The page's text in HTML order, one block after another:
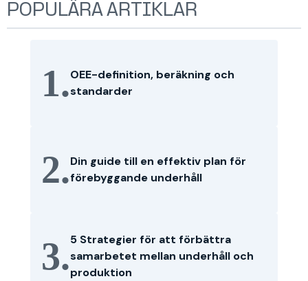
POPULÄRA ARTIKLAR
1.OEE-definition, beräkning och
standarder
2.Din guide till en effektiv plan för
förebyggande underhåll
3.5 Strategier för att förbättra
samarbetet mellan underhåll och
produktion